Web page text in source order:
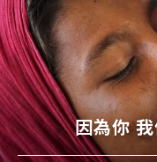
因為你